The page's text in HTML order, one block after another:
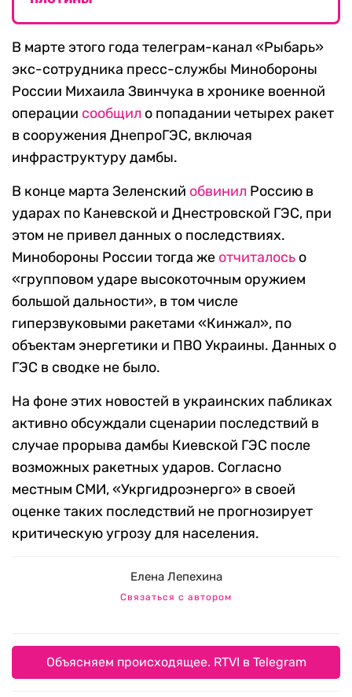
В марте этого года телеграм-канал «Рыбарь»
экс-сотрудника пресс-службы Минобороны
России Михаила Звинчука в хронике военной
операции сообщил о попадании четырех ракет
в сооружения ДнепроГЭС, включая
инфраструктуру дамбы.
В конце марта Зеленский обвинил Россию в
ударах по Каневской и Днестровской ГЭС, при
этом не привел данных о последствиях.
Минобороны России тогда же отчиталось о
«групповом ударе высокоточным оружием
большой дальности», в том числе
гиперзвуковыми ракетами «Кинжал», по
объектам энергетики и ПВО Украины. Данных о
ГЭС в сводке не было.
На фоне этих новостей в украинских пабликах
активно обсуждали сценарии последствий в
случае прорыва дамбы Киевской ГЭС после
возможных ракетных ударов. Согласно
местным СМИ, «Укргидроэнерго» в своей
оценке таких последствий не прогнозирует
критическую угрозу для населения.
Елена Лепехина
Связаться с автором
Объясняем происходящее. RTVI в Telegram